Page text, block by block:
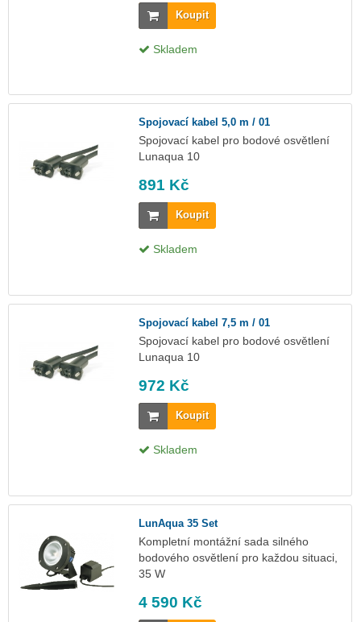
Koupit
Skladem
Spojovací kabel 5,0 m / 01
Spojovací kabel pro bodové osvětlení
Lunaqua 10
891 Kč
Koupit
Skladem
Spojovací kabel 7,5 m / 01
Spojovací kabel pro bodové osvětlení
Lunaqua 10
972 Kč
Koupit
Skladem
LunAqua 35 Set
Kompletní montážní sada silného
bodového osvětlení pro každou situaci,
35 W
4 590 Kč